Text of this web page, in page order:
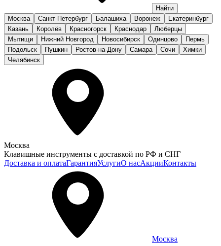
Москва Санкт-Петербург Балашиха Воронеж
Екатеринбург
Казань
Королёв Красногорск Краснодар
Люберцы
Мытищи
Нижний Новгород Новосибирск Одинцово
Пермь
Подольск
Пушкин Ростов-на-Дону Самара Сочи
Химки
Челябинск
Москва
Клавишные инструменты с доставкой по РФ и СНГ
Доставка и оплатаГарантияУслугиО насАкцииКонтакты
Москва